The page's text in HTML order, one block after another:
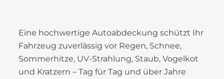
Eine hochwertige Autoabdeckung schützt Ihr
Fahrzeug zuverlässig vor Regen, Schnee,
Sommerhitze, UV-Strahlung, Staub, Vogelkot
und Kratzern – Tag für Tag und über Jahre